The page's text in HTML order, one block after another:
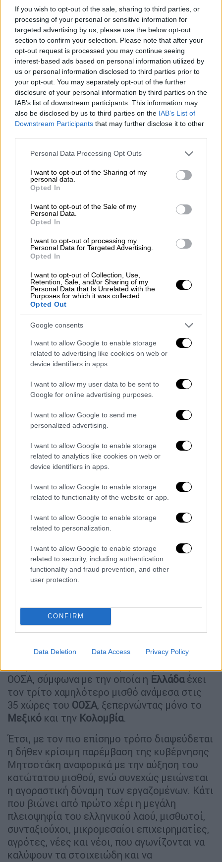
If you wish to opt-out of the sale, sharing to third parties, or
processing of your personal or sensitive information for
targeted advertising by us, please use the below opt-out
section to confirm your selection. Please note that after your
opt-out request is processed you may continue seeing
interest-based ads based on personal information utilized by
us or personal information disclosed to third parties prior to
your opt-out. You may separately opt-out of the further
disclosure of your personal information by third parties on the
IAB’s list of downstream participants. This information may
also be disclosed by us to third parties on the IAB’s List of
Downstream Participants that may further disclose it to other
Please note that this website/app uses one or more Google
not limited to your visit or usage behaviour. You may click to
grant or deny consent to Google and its third-party tags to
use your data for below specified purposes in below Google
consent section.
Personal Data Processing Opt Outs
I want to opt-out of the Sharing of my
personal data.
Opted In
I want to opt-out of the Sale of my
Personal Data.
Opted In
I want to opt-out of processing my
Personal Data for Targeted Advertising.
Opted In
I want to opt-out of Collection, Use,
Retention, Sale, and/or Sharing of my
Personal Data that Is Unrelated with the
Purposes for which it was collected.
Opted Out
Google consents
I want to allow Google to enable storage
related to advertising like cookies on web or
device identifiers in apps.
I want to allow my user data to be sent to
Google for online advertising purposes.
I want to allow Google to send me
personalized advertising.
I want to allow Google to enable storage
related to analytics like cookies on web or
device identifiers in apps.
I want to allow Google to enable storage
related to functionality of the website or app.
I want to allow Google to enable storage
related to personalization.
I want to allow Google to enable storage
related to security, including authentication
functionality and fraud prevention, and other
user protection.
CONFIRM
Data Deletion Data Access Privacy Policy
κύκλος για το κόμμα μας. ΟΣΥΡΙΖΑ-
Προοδευτική Συμμαχίαπροχωρά μπροστά, με
εξωστρέφεια, σοβαρότητα και προοπτική.
Ακόμα πιο αποφασισμένος να εκπληρώσει τα
καθήκοντα και την εντολή που του έδωσε ο
ελληνικός λαός στις εκλογές. Για ισχυρή και
δυναμική αξιωματική αντιπολίτευση,
ανάχωμα στα αντιλαϊκά σχέδια της
κυβέρνησηςΜητσοτάκη, αλλά και για να
αποτελέσει ξανά την ελπίδα και το στήριγμα
της μεγάλης κοινωνικής πλειοψηφίας, που
κάθε μέρα που περνά τα βγάζει όλο και πιο
πρόταση διακυβέρνησης, σε προοδευτική
κατεύθυνση, που έχει ανάγκη η κοινωνία και
Γιατί δεν μας αξίζει ένα μέλλον μειωμένων
πρόσβαση στα θεμελιώδη δικαιώματα στην
Υγεία, την Παιδεία, την Πρόνοια,
μόνο όσοι κι όσες μπορούν να καταβάλλουν
και το ανάλογο οικονομικό αντίτιμο.
ΣΥΡΙΖΑ-ΠΣ θ
να είναι παντού. Δίπλα στον χειμαζόμενο
ελληνικό λαό, σε όλους τους αγώνες, μέσα κι
έξω από τη βουλή. Με θέσεις και με
προτάσεις, με απαντήσεις και με λύσεις για
κάθε ζήτημα που απασχολεί την κοινωνία.
Με ένα συγκεκριμένο, κοινωνικά δίκαιο
πρόγραμμα, υπέρ των συμφερόντων των
πολιτών και όχι των λίγων και οικονομικά
ισχυρών.
Οι εκθέσεις τουΟΟΣΑκαι τηςEurostat, που
βλέπουν το φως της δημοσιότητας
αποκαλύπτουν την αλήθεια για τους μισθούς
στην Ελλάδα, διαψεύδοντας την «πανηγυρική
εικόνα» που έχει στήσει ηκυβέρνηση
λόγους.
Σύμφωνα με την Eurostat, ο μέσος μισθός
πλήρους απασχόλησης αυξήθηκε το 2023
συγκριτικά με το 2022, όμως το ποσοστό
ήταν χαμηλότερο σε σχέση με τις υπόλοιπες
ακόμα περισσότερο στην κατάταξη,
καταλαμβάνοντας πλέον την 3η θέση από το
τέλος, αφού μας ξεπερνά ηΠολωνίακαι η
, ενώ μας πλησιάζει η
ΟΟΣΑ, σύμφωνα με την οποία η Ελλάδαέχει
τον τρίτο χαμηλότερο μισθό ανάμεσα στις
35 χώρες του ΟΟΣΑ, ξεπερνώντας μόνο το
Μεξικό και την Κολομβία.
Έτσι, με τον πιο επίσημο τρόπο διαψεύδεται
η δήθεν κρίσιμη παρέμβαση της κυβέρνησης
Μητσοτάκη αναφορικά με την αύξηση του
κατώτατου μισθού, ενώ συνεχώς μειώνεται
η αγοραστική δύναμη των εργαζομένων. Κάτι
που βιώνει από πρώτο χέρι η μεγάλη
πλειοψηφία του ελληνικού λαού, μισθωτοί,
συνταξιούχοι, μικρομεσαίοι επιχειρηματίες,
αγρότες, νέες και νέοι, που αγωνίζονται να
καλύψουν τα στοιχειώδη και να